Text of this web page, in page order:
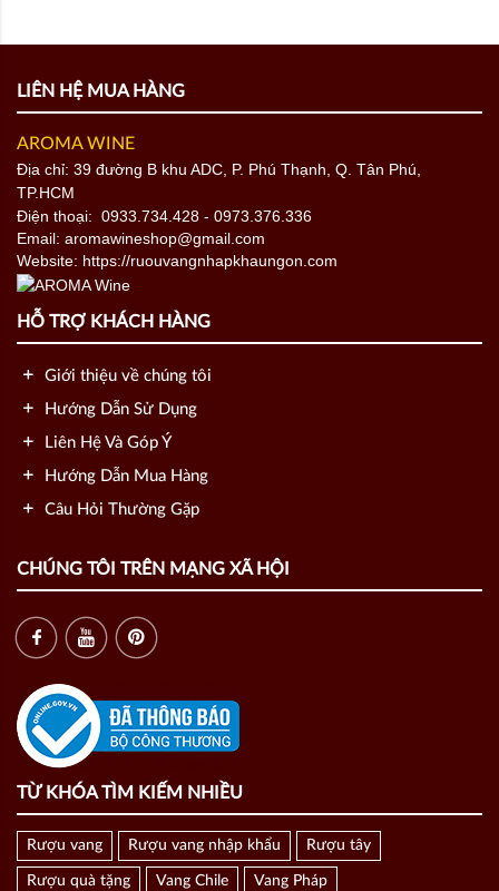
LIÊN HỆ MUA HÀNG
AROMA WINE
Địa chỉ: 39 đường B khu ADC, P. Phú Thạnh, Q. Tân Phú,
TP.HCM
Điện thoại: 0933.734.428 - 0973.376.336
Email: aromawineshop@gmail.com
Website: https://ruouvangnhapkhaungon.com
HỖ TRỢ KHÁCH HÀNG
Giới thiệu về chúng tôi
Hướng Dẫn Sử Dụng
Liên Hệ Và Góp Ý
Hướng Dẫn Mua Hàng
Câu Hỏi Thường Gặp
CHÚNG TÔI TRÊN MẠNG XÃ HỘI
TỪ KHÓA TÌM KIẾM NHIỀU
Rượu vang Rượu vang nhập khẩu Rượu tây
Rượu quà tặng Vang Chile Vang Pháp